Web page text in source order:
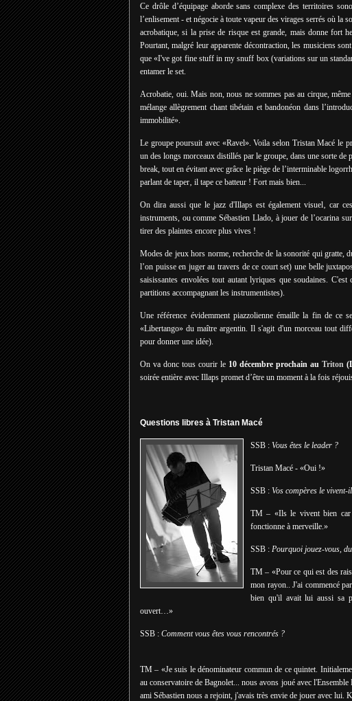
Ce drôle d’équipage aborde sans complexe des territoires
l’enlisement - et négocie à toute vapeur des virages serrés où la
acrobatique, si la prise de risque est grande, mais donne fort
Pourtant, malgré leur apparente décontraction, les musiciens
que «I've got fine stuff in my snuff box (variations sur un
entamer le set.
Acrobatie, oui. Mais non, nous ne sommes pas au cirque,
mélange allègrement chant tibétain et bandonéon dans
immobilité».
Le groupe poursuit avec «Ravel». Voila selon Tristan Macé le
un des longs morceaux distillés par le groupe, dans une sorte
break, tout en évitant avec grâce le piège de l’interminable
parlant de taper‚ il tape ce batteur ! Fort mais bien...
On dira aussi que le jazz d'Illaps est également visuel‚ car
instruments, ou comme Sébastien Llado, à jouer de l’ocarina
tirer des plaintes encore plus vives !
Modes de jeux hors norme, recherche de la sonorité qui
l’on puisse en juger au travers de ce court set) une belle
saisissantes envolées tout autant lyriques que soudaines.
partitions accompagnant les instrumentistes).
Une référence évidemment piazzolienne émaille la fin de ce
«Libertango» du maître argentin. Il s'agit d'un morceau tout
pour donner une idée).
On va donc tous courir le 10 décembre prochain au Triton
soirée entière avec Illaps promet d’être un moment à la fois
Questions libres à Tristan Macé
SSB : Vous êtes le leader ?
Tristan Macé - «Oui !»
SSB : Vos compères le vivent-
TM – «Ils le vivent bien car
fonctionne à merveille.»
SSB : Pourquoi jouez-vous,
TM – «Pour ce qui est des
mon rayon.. J'ai commencé
bien qu'il avait lui aussi sa
ouvert…»
SSB : Comment vous êtes vous rencontrés ?
TM – «Je suis le dénominateur commun de ce quintet.
au conservatoire de Bagnolet... nous avons joué avec
ami Sébastien nous a rejoint, j'avais très envie de jouer avec lui.